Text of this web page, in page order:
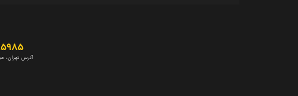
آدرس تهران،